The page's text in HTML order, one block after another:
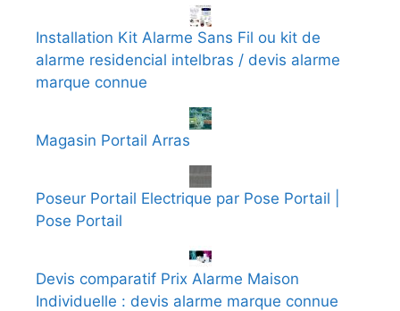
Installation Kit Alarme Sans Fil ou kit de
alarme residencial intelbras / devis alarme
marque connue
Magasin Portail Arras
Poseur Portail Electrique par Pose Portail |
Pose Portail
Devis comparatif Prix Alarme Maison
Individuelle : devis alarme marque connue